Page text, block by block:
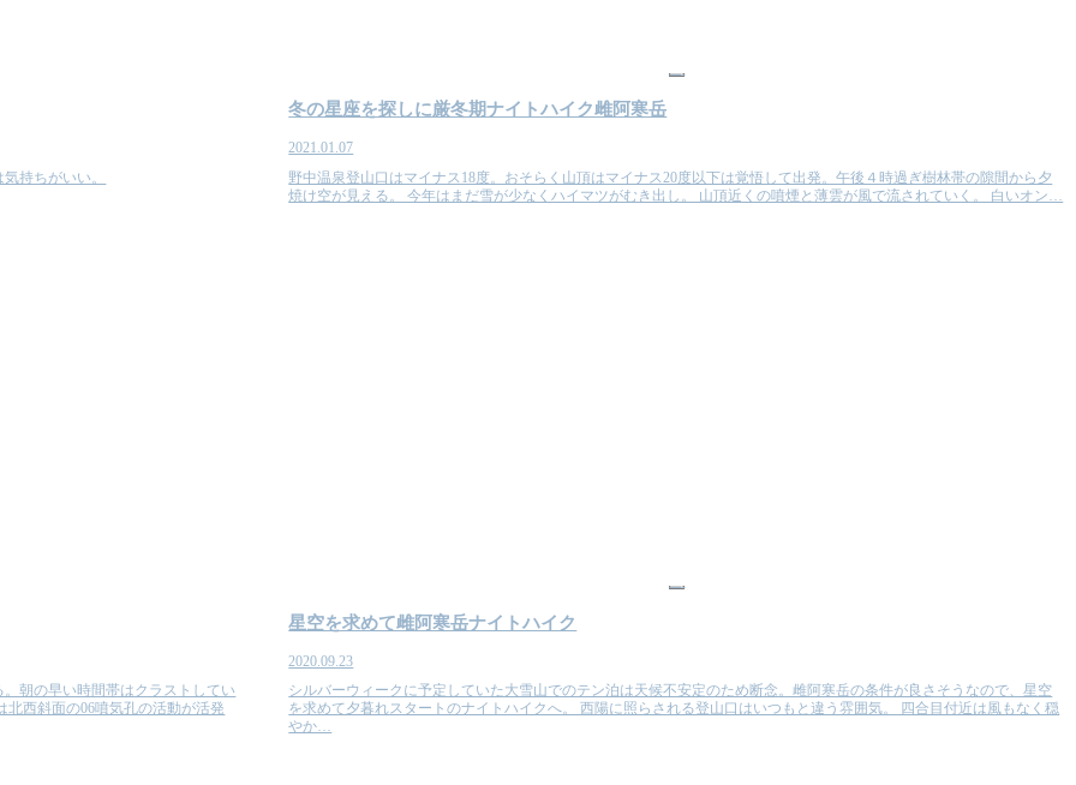
持ちがいい。
冬の星座を探しに厳冬期ナイトハイク雌阿寒岳
2021.01.07
野中温泉登山口はマイナス18度。おそらく山頂はマイナス20度以下は覚悟して出発。午後４時過ぎ樹林帯の隙間から夕
焼け空が見える。 今年はまだ雪が少なくハイマツがむき出し。 山頂近くの噴煙と薄雲が風で流されていく。 白いオン…
朝の早い時間帯はクラストしてい
西斜面の06噴気孔の活動が活発
星空を求めて雌阿寒岳ナイトハイク
2020.09.23
シルバーウィークに予定していた大雪山でのテン泊は天候不安定のため断念。雌阿寒岳の条件が良さそうなので、星空
を求めて夕暮れスタートのナイトハイクへ。 西陽に照らされる登山口はいつもと違う雰囲気。 四合目付近は風もなく穏
やか…